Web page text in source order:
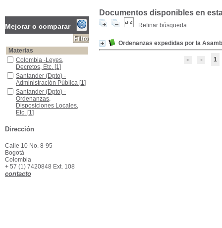
Documentos disponibles en
Refinar búsqueda
Ordenanzas expedidas por la
1
Mejorar o comparar
Materias
Colombia -Leyes, Decretos, Etc.
Colombia -Leyes,
Decretos, Etc. [1]
Santander (Dpto) -Administración Pública
Santander (Dpto) -
Administración Pública [1]
Santander (Dpto) -Ordenanzas, Disposiciones Locales, Etc.
Santander (Dpto) -
Ordenanzas,
Disposiciones Locales,
Etc. [1]
Dirección
Calle 10 No. 8-95
Bogotá
Colombia
+ 57 (1) 7420848 Ext. 108
contacto